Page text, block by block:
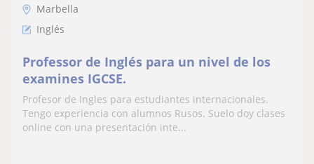
Marbella
Inglés
Professor de Inglés para un nivel de los
examines IGCSE.
Profesor de Ingles para estudiantes internacionales.
Tengo experiencia con alumnos Rusos. Suelo doy clases
online con una presentación inte...